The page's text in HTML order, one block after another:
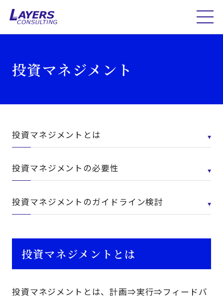
投資マネジメント
投資マネジメントとは
投資マネジメントの必要性
投資マネジメントのガイドライン検討
投資マネジメントとは
投資マネジメントとは、計画⇒実行⇒フィードバ